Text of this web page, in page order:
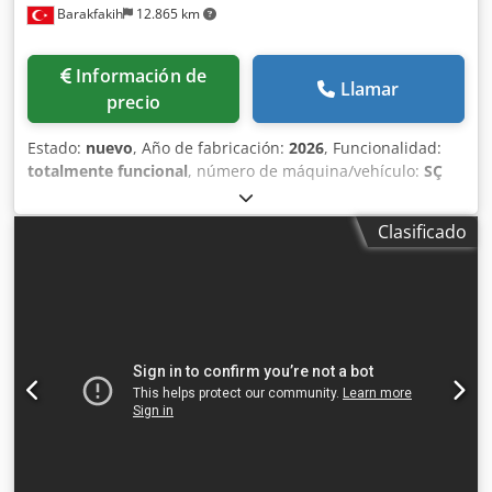
Barakfakih 12.865 km
Información de
precio
Llamar
Estado: nuevo, Año de fabricación: 2026, Funcionalidad:
totalmente funcional, número de máquina/vehículo: SÇ
6000 CNC KÖŞE TEMİZLEME MAKİNASI
normas CE - Se trata de una máquina CNC semiautomática
diseñada para limpiar las rebabas formadas tras la
procesamiento ajustables por el usuario - Facilidad de
escritura del programa del perfil a limpiar gracias al
programa especial de la máquina - Sistema de control NC
Clasificado